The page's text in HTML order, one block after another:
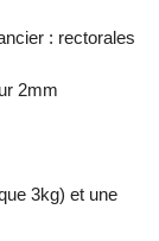
: rectorales
2mm
3kg) et une